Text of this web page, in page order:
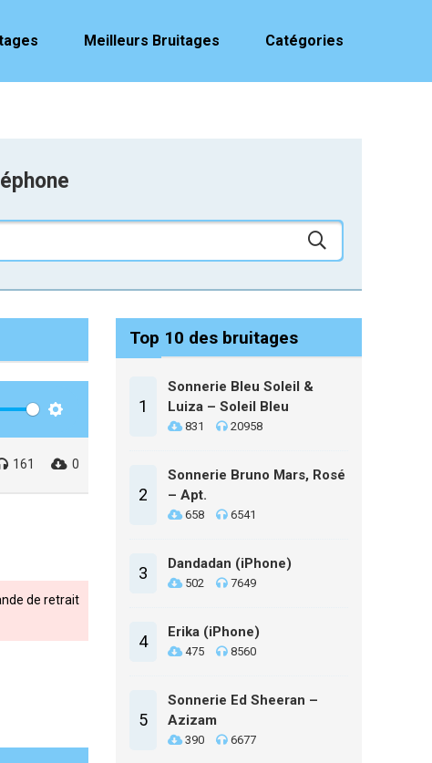
Meilleurs Bruitages Catégories
161 0
de retrait
Top 10 des bruitages
1
Sonnerie Bleu Soleil &
Luiza – Soleil Bleu
831 20958
2
Sonnerie Bruno Mars, Rosé
– Apt.
658 6541
3 Dandadan (iPhone)
502 7649
4 Erika (iPhone)
475 8560
5
Sonnerie Ed Sheeran –
Azizam
390 6677